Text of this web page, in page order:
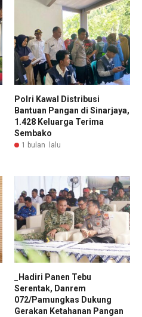
Polri Kawal Distribusi
Bantuan Pangan di Sinarjaya,
1.428 Keluarga Terima
Sembako
1 bulan lalu
_Hadiri Panen Tebu
Serentak, Danrem
072/Pamungkas Dukung
Gerakan Ketahanan Pangan